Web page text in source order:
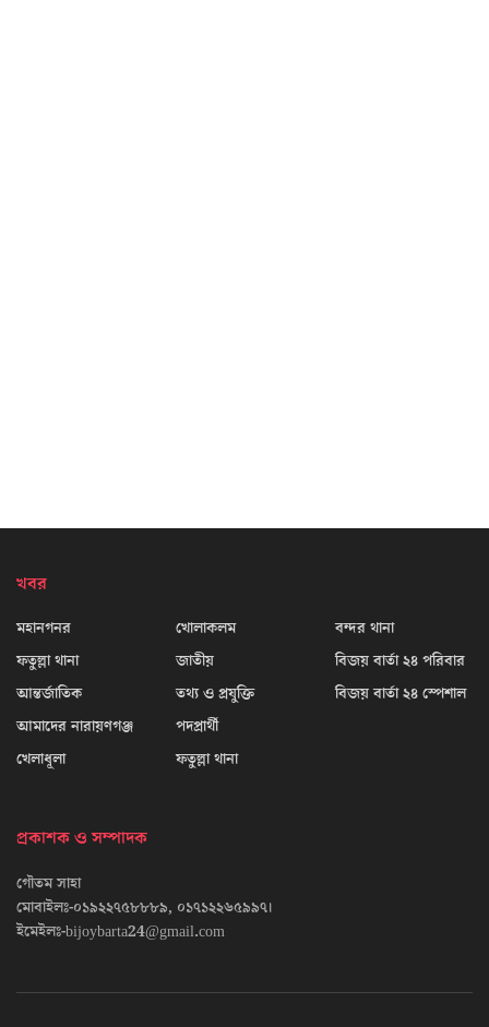
খবর
মহানগনর
ফতুল্লা থানা
আন্তর্জাতিক
আমাদের নারায়ণগঞ্জ
খেলাধূলা
খোলাকলম
জাতীয়
তথ্য ও প্রযুক্তি
পদপ্রার্থী
ফতুল্লা থানা
বন্দর থানা
বিজয় বার্তা ২৪ পরিবার
বিজয় বার্তা ২৪ স্পেশাল
প্রকাশক ও সম্পাদক
গৌতম সাহা
মোবাইলঃ-০১৯২২৭৫৮৮৮৯, ০১৭১২২৬৫৯৯৭।
ইমেইলঃ-bijoybarta24@gmail.com